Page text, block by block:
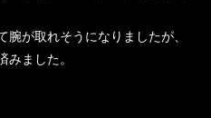
が取れそうになりましたが、
みました。